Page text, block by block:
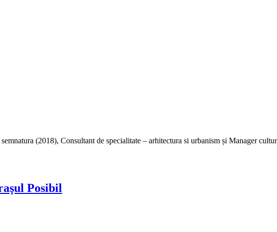
(2018), Consultant de specialitate – arhitectura si urbanism și Manager
Posibil